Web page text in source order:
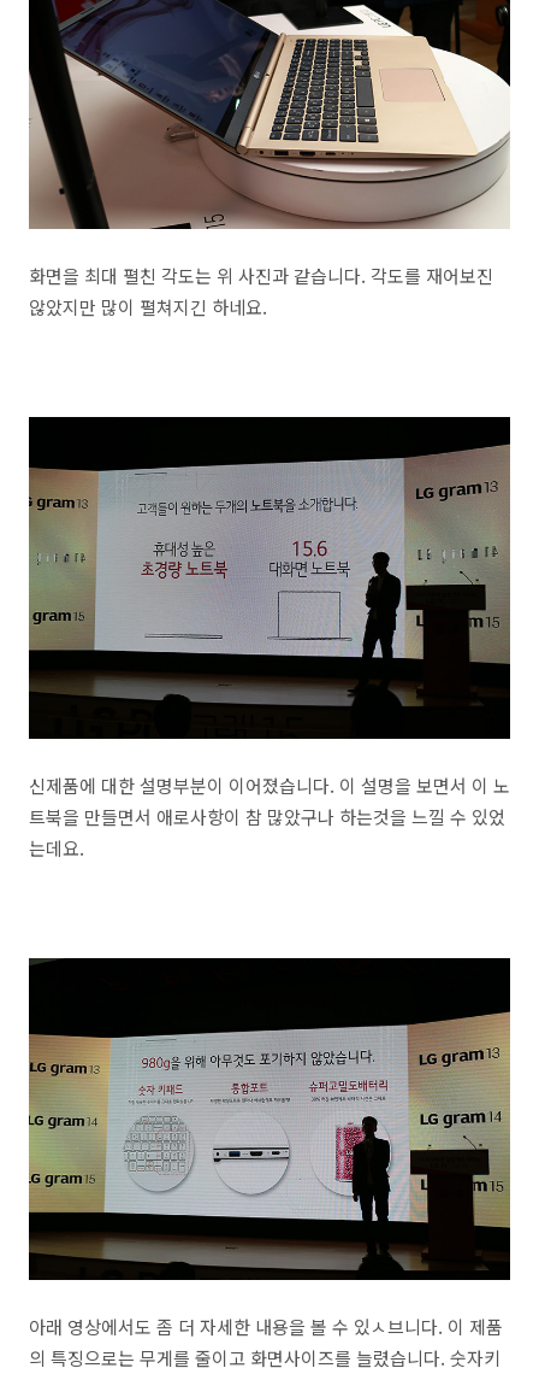
화면을 최대 펼친 각도는 위 사진과 같습니다. 각도를 재어보진
않았지만 많이 펼쳐지긴 하네요.
신제품에 대한 설명부분이 이어졌습니다. 이 설명을 보면서 이 노
트북을 만들면서 애로사항이 참 많았구나 하는것을 느낄 수 있었
는데요.
아래 영상에서도 좀 더 자세한 내용을 볼 수 있ㅅ브니다. 이 제품
의 특징으로는 무게를 줄이고 화면사이즈를 늘렸습니다. 숫자키